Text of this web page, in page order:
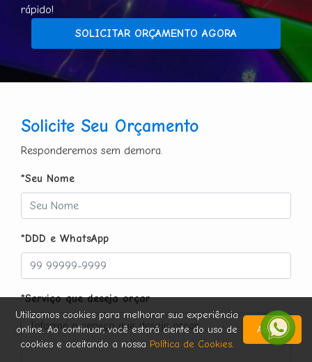
rápido!
SOLICITAR ORÇAMENTO AGORA
Solicite Seu Orçamento
Responderemos sem demora.
*Seu Nome
*DDD e WhatsApp
*Serviço que deseja orçar
Utilizamos cookies para melhorar sua experiência
online. Ao continuar, você estará ciente do uso de
cookies e aceitando a nossa Política de Cookies.
Aceitar